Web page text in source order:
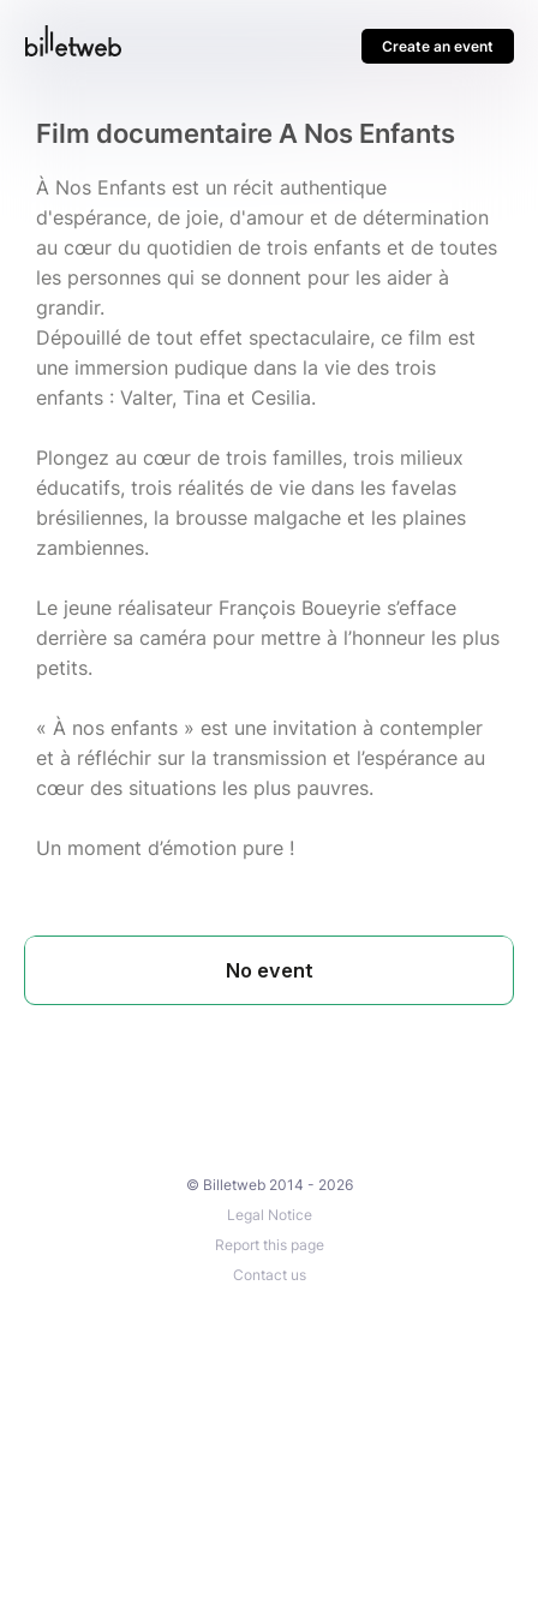
Create an event
Film documentaire A Nos Enfants
À Nos Enfants est un récit authentique
d'espérance, de joie, d'amour et de détermination
au cœur du quotidien de trois enfants et de toutes
les personnes qui se donnent pour les aider à
grandir.
Dépouillé de tout effet spectaculaire, ce film est
une immersion pudique dans la vie des trois
enfants : Valter, Tina et Cesilia.
Plongez au cœur de trois familles, trois milieux
éducatifs, trois réalités de vie dans les favelas
brésiliennes, la brousse malgache et les plaines
zambiennes.
Le jeune réalisateur François Boueyrie s’efface
derrière sa caméra pour mettre à l’honneur les plus
petits.
« À nos enfants » est une invitation à contempler
et à réfléchir sur la transmission et l’espérance au
cœur des situations les plus pauvres.
Un moment d’émotion pure !
© Billetweb 2014 - 2026
Legal Notice
Report this page
Contact us